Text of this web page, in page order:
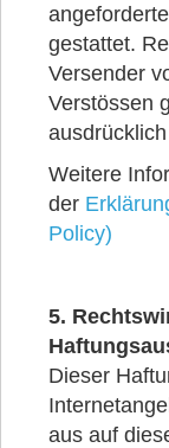
gestattet.
Versender
Verstössen
Weitere
der
Policy)
5.
Dieser
aus auf